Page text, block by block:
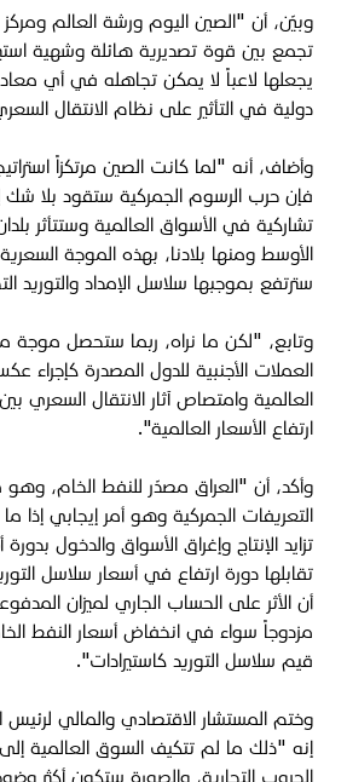
وبيّن، أن "الصين اليوم ورشة العالم ومركز
تجمع بين قوة تصديرية هائلة وشهية
يجعلها لاعباً لا يمكن تجاهله في أي
دولية في التأثير على نظام الانتقال
وأضاف، أنه "لما كانت الصين مرتكزاً
فإن حرب الرسوم الجمركية ستقود بلا
تشاركية في الأسواق العالمية وستتأثر
الأوسط ومنها بلادنا، بهذه الموجة
سترتفع بموجبها سلاسل الإمداد والتوريد
وتابع، "لكن ما نراه، ربما ستحصل
العملات الأجنبية للدول المصدرة كإجراء
العالمية وامتصاص آثار الانتقال السعري
ارتفاع الأسعار العالمية".
وأكد، أن "العراق مصدّر للنفط الخام،
التعريفات الجمركية وهو أمر إيجابي إذا
تزايد الإنتاج وإغراق الأسواق والدخول
تقابلها دورة ارتفاع في أسعار سلاسل
أن الأثر على الحساب الجاري لميزان
مزدوجاً سواء في انخفاض أسعار النفط
قيم سلاسل التوريد كاستيرادات".
وختم المستشار الاقتصادي والمالي لرئيس
إنه "ذلك ما لم تتكيف السوق العالمية إلى
الحروب التجارية، والصورة ستكون أكثر